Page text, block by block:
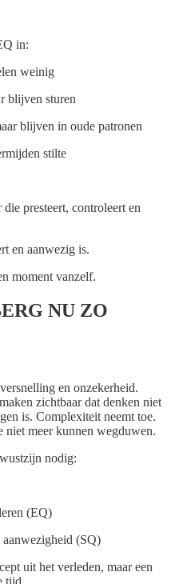
in:
weinig
blijven sturen
blijven in oude patronen
stilte
presteert, controleert en
en aanwezig is.
moment vanzelf.
NU ZO
en onzekerheid.
zichtbaar dat denken niet
is. Complexiteit neemt toe.
niet meer kunnen wegduwen.
nodig:
(EQ)
(SQ)
uit het verleden, maar een
tijd.